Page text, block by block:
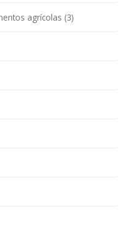
agrícolas (3)